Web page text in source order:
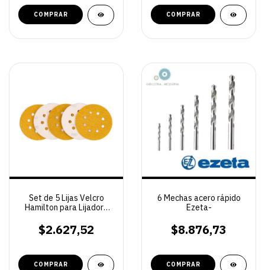
COMPRAR
Set de 5 Lijas Velcro
Hamilton para Lijadora
Elección
$2.627,52
COMPRAR
6 Mechas acero rápido
Ezeta-
$8.876,73